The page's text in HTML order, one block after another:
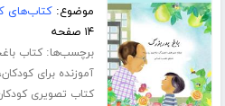
موضوع:کتاب‌های
۱۴ صفحه
برچسب‌ها:کتاب
آموزنده برای کودکان
کتاب تصویری